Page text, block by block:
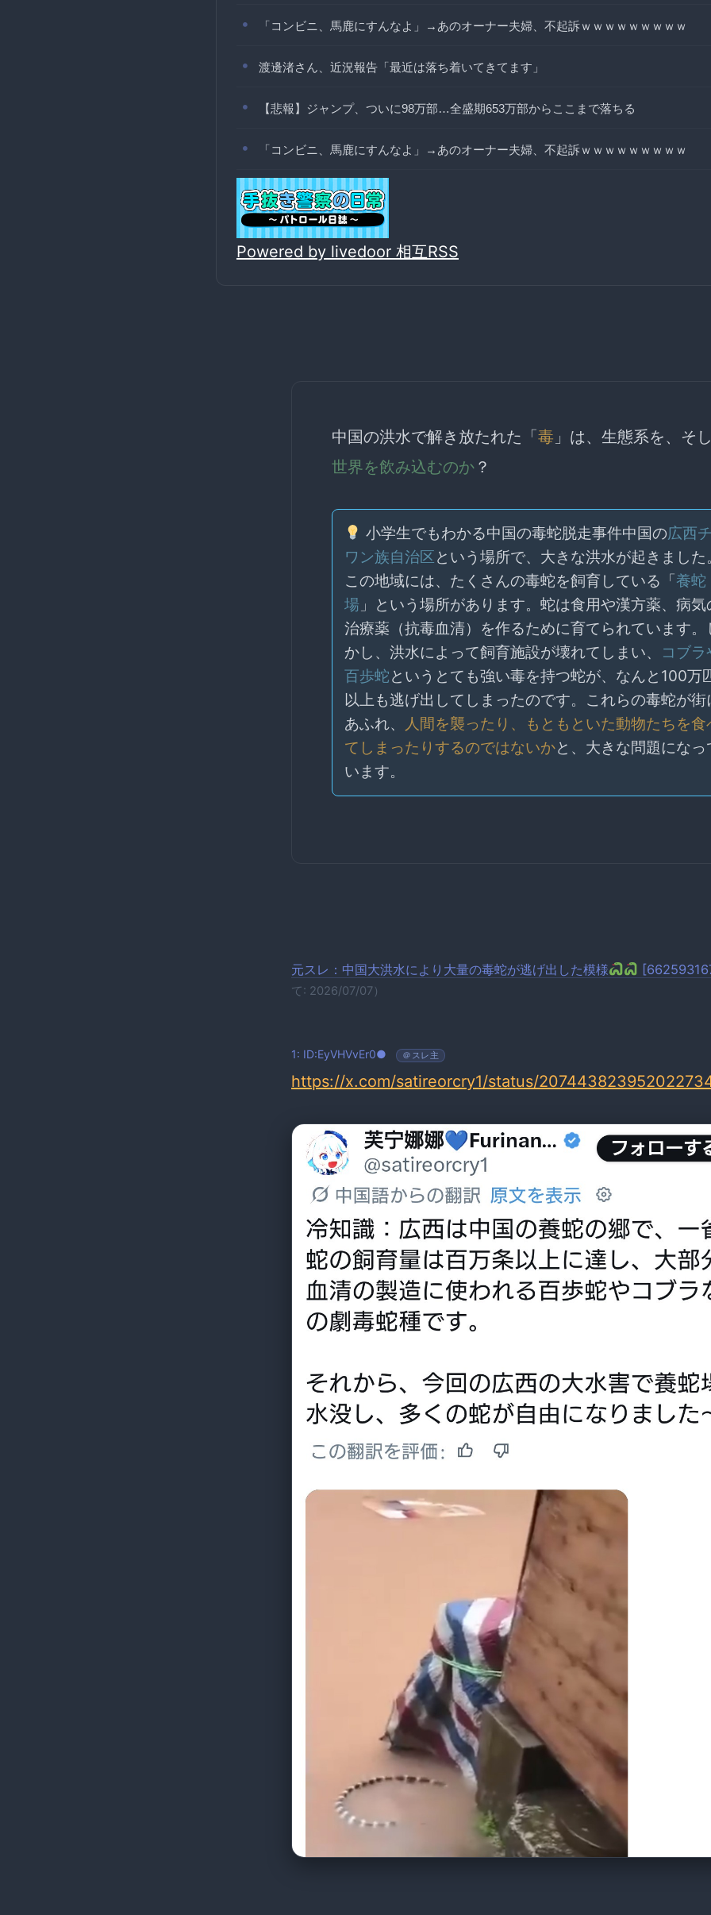
「コンビニ、馬鹿にすんなよ」→あのオーナー夫婦、不起訴ｗｗｗｗｗｗｗｗｗ
渡邊渚さん、近況報告「最近は落ち着いてきてます」
【悲報】ジャンプ、ついに98万部…全盛期653万部からここまで落ちる
「コンビニ、馬鹿にすんなよ」→あのオーナー夫婦、不起訴ｗｗｗｗｗｗｗｗｗ
Powered by livedoor 相互RSS
中国の洪水で解き放たれた「毒 」は、生態系を、そ
世界を飲み込むのか ？
小学生でもわかる中国の毒蛇脱走事件中国の広西
ワン族自治区という場所で、大きな洪水が起きました
この地域には、たくさんの毒蛇を飼育している「養蛇
場 」という場所があります。蛇は食用や漢方薬、病気
治療薬（抗毒血清）を作るために育てられています。
かし、洪水によって飼育施設が壊れてしまい、
コブラ
百歩蛇というとても強い毒を持つ蛇が、なんと100万
以上も逃げ出してしまったのです。これらの毒蛇が街
あふれ、
人間を襲ったり、もともといた動物たちを食
てしまったりするのではないかと、大きな問題になっ
います。
元スレ：中国大洪水により大量の毒蛇が逃げ出した模様
て: 2026/07/07）
1: ID:EyVHVvEr0● ＠スレ主
https://x.com/satireorcry1/status/